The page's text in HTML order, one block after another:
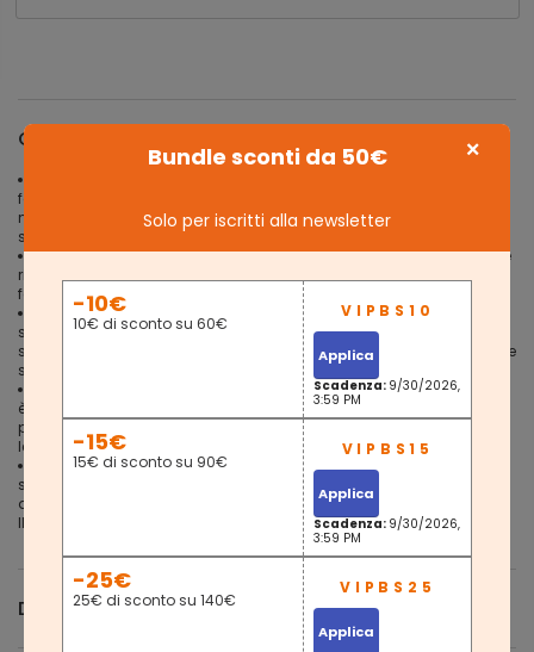
Caratteristiche
ferro a maglie fitte per scarpe sormontate da una superficie
marrone rustica: c'è davvero molto da scoprire su questa panca
scarpiera
SU UN SEDILE TENERO: Accomodati sul comodo cuscino del sedile
rimovibile e indossa le scarpe senza fretta. La robusta struttura in
ferro della panca di 80 x 30 x 48 cm può sopportare fino a 90 kg
ASSEMBLAGGIO CHE ADORERAI: Grazie al numero gestibile di
singole parti e alle istruzioni di facile comprensione, questa panca
scarpiera è facile da montare. In pochi passi hai una combinazione
stabile di metallo, legno e similpelle di cui innamorarti
TUTTO IN EQUILIBRIO: Dotata di piedini regolabili, questa scarpiera
è in grado di resistere a un test della livella a bolla anche su
pavimenti irregolari; inoltre le tue piastrelle, pavimenti in parquet e in
legno sono protetti dai graffi
HAI ANCORA DELLE DOMANDE? In questo caso, contatta il nostro
servizio clienti amichevole e tratta il tuo corridoio, salotto o camera
da letto con questa panca scarpiera della nostra collezione
INDESTIC!
Descrizione
×
Bundle sconti da 50€
Solo per iscritti alla newsletter
-10€
10€ di sconto su 60€
Applica
Scadenza: 9/30/2026,
3:59 PM
-15€
15€ di sconto su 90€
Applica
Scadenza: 9/30/2026,
3:59 PM
-25€
25€ di sconto su 140€
Applica